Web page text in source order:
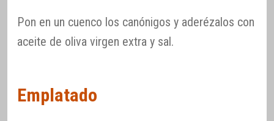
Pon en un cuenco los canónigos y aderézalos con
aceite de oliva virgen extra y sal.
Emplatado